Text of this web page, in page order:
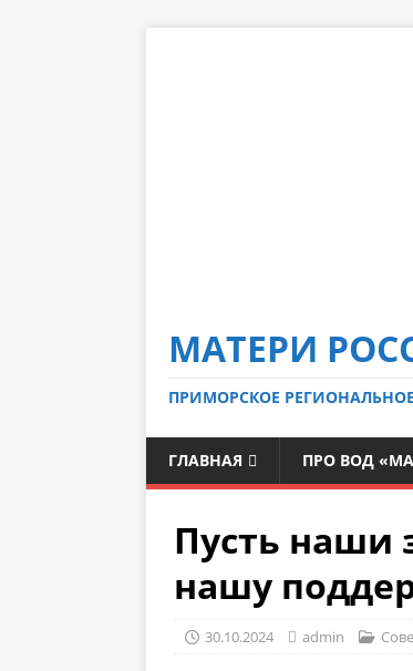
МАТЕРИ
ПРИМОРСКОЕ
ГЛАВНАЯ ПРО ВОД
Пусть наши
нашу
30.10.2024 admin